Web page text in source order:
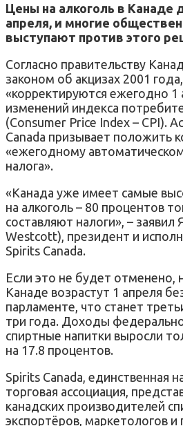
Цены на алкоголь в Канаде
апреля, и многие
выступают против этого
Согласно правительству
законом об акцизах 2001
«корректируются ежегодно 1
изменений индекса
(Consumer Price Index – CPI).
Canada призывает положить
«ежегодному
налога».
«Канада уже имеет самые
на алкоголь – 80 процентов
составляют налоги», – заявил
Westcott), президент и
Spirits Canada.
Если это не будет отменено,
Канаде возрастут 1 апреля
парламенте, что станет
три года. Доходы
спиртные напитки выросли
на 17.8 процентов.
Spirits Canada, единственная
торговая ассоциация,
канадских производителей
экспортёров, маркетологов и